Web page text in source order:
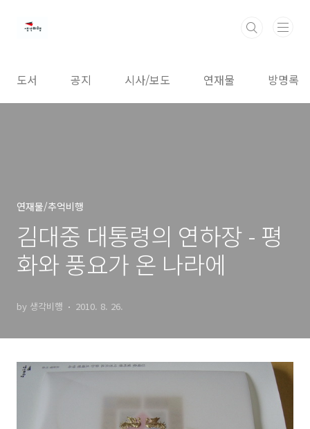
도서 공지 시사/보도 연재물 방명록
연재물/추억비행
김대중 대통령의 연하장 - 평
화와 풍요가 온 나라에
by 생각비행 2010. 8. 26.